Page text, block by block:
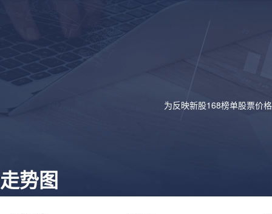
为反映新股168榜单股票价
走势图